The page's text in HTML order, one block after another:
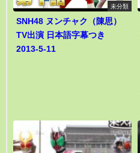
未分類
SNH48 ヌンチャク（陳思）
TV出演 日本語字幕つき
2013-5-11